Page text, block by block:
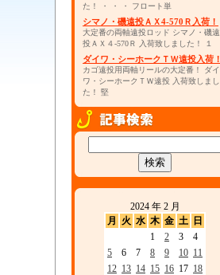
た！ ・ ・ ・ フロート単
シマノ・磯遠投ＡＸ4-570Ｒ入荷！
大定番の両軸遠投ロッド シマノ・磯遠
投ＡＸ４-570Ｒ 入荷致しました！ １
ダイワ・シーホークＴＷ遠投入荷！
カゴ遠投用両軸リールの大定番！ ダイ
ワ・シーホークＴＷ遠投 入荷致しまし
た！ 堅
2024 年 2 月
月
火 水 木 金 土 日
1 2 3
4
5
6 7 8 9 10 11
12 13 14 15 16 17 18